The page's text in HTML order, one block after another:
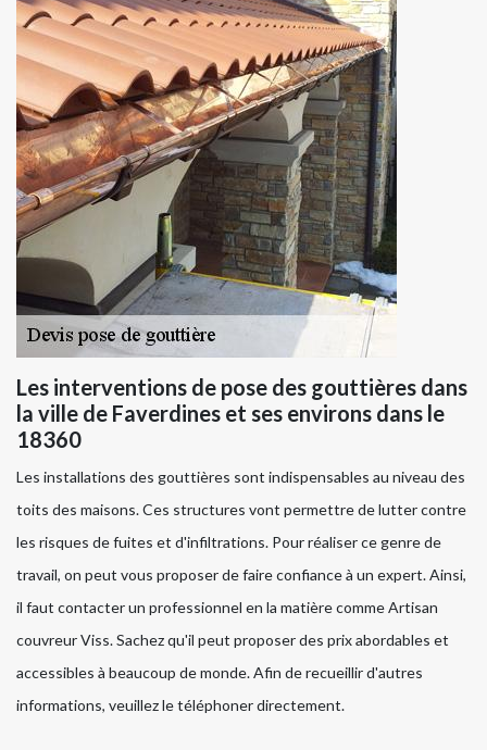
Les interventions de pose des gouttières dans
la ville de Faverdines et ses environs dans le
18360
Les installations des gouttières sont indispensables au niveau des
toits des maisons. Ces structures vont permettre de lutter contre
les risques de fuites et d'infiltrations. Pour réaliser ce genre de
travail, on peut vous proposer de faire confiance à un expert. Ainsi,
il faut contacter un professionnel en la matière comme Artisan
couvreur Viss. Sachez qu'il peut proposer des prix abordables et
accessibles à beaucoup de monde. Afin de recueillir d'autres
informations, veuillez le téléphoner directement.